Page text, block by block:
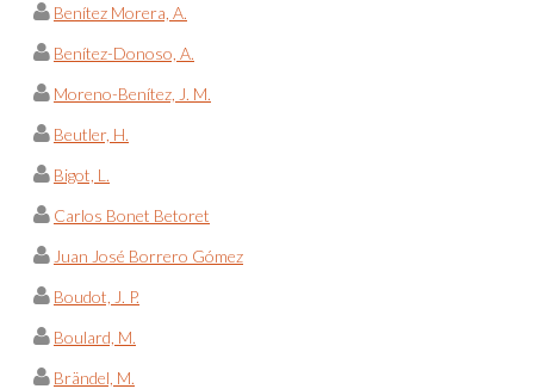
Benítez Morera, A.
Benítez-Donoso, A.
Moreno-Benítez, J. M.
Beutler, H.
Bigot, L.
Carlos Bonet Betoret
Juan José Borrero Gómez
Boudot, J. P.
Boulard, M.
Brändel, M.